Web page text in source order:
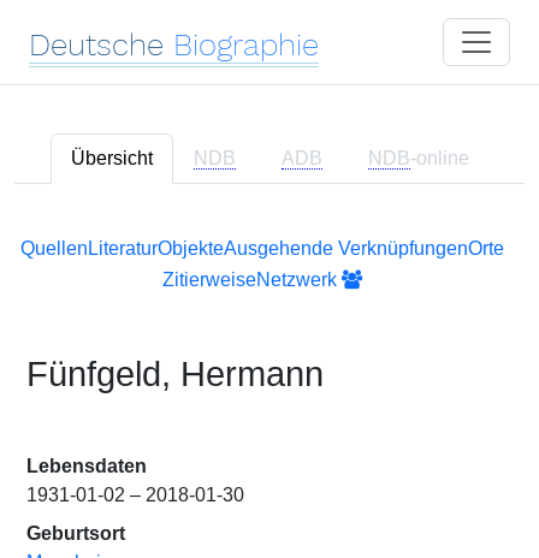
Deutsche Biographie
Übersicht NDB ADB NDB-online
Quellen LiteraturObjekteAusgehende VerknüpfungenOrte
ZitierweiseNetzwerk
Fünfgeld, Hermann
Lebensdaten
1931-01-02 – 2018-01-30
Geburtsort